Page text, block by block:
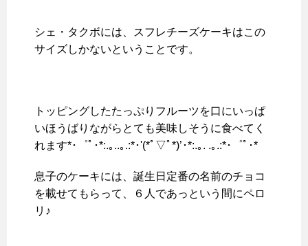
シェ・タクボには、スフレチーズケーキはこの
サイズしかないということです。
トッピングしたたっぷりフルーツを口にいっぱ
いほうばりながらとても美味しそうに食べてく
れます*･゜ﾟ･*:.｡..｡.:*･'(*ﾟ▽ﾟ*)’･*:.｡. .｡.:*･゜ﾟ･*
息子のケーキには、誕生日定番の名前のチョコ
を載せてもらって、６人であっという間にペロ
リ♪